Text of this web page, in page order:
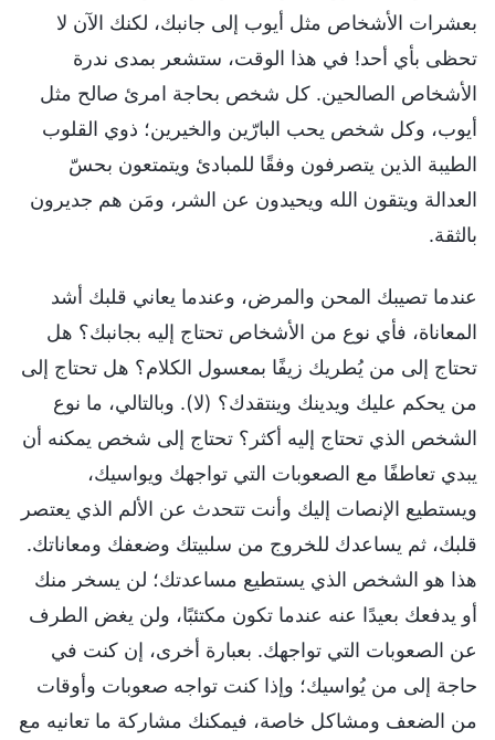
بعشرات الأشخاص مثل أيوب إلى جانبك، لكنك الآن لا
تحظى بأي أحد! في هذا الوقت، ستشعر بمدى ندرة
الأشخاص الصالحين. كل شخص بحاجة امرئ صالح مثل
أيوب، وكل شخص يحب البارّين والخيرين؛ ذوي القلوب
الطيبة الذين يتصرفون وفقًا للمبادئ ويتمتعون بحسّ
العدالة ويتقون الله ويحيدون عن الشر، ومَن هم جديرون
بالثقة.
عندما تصيبك المحن والمرض، وعندما يعاني قلبك أشد
المعاناة، فأي نوع من الأشخاص تحتاج إليه بجانبك؟ هل
تحتاج إلى من يُطريك زيفًا بمعسول الكلام؟ هل تحتاج إلى
من يحكم عليك ويدينك وينتقدك؟ (لا). وبالتالي، ما نوع
الشخص الذي تحتاج إليه أكثر؟ تحتاج إلى شخص يمكنه أن
يبدي تعاطفًا مع الصعوبات التي تواجهك ويواسيك،
ويستطيع الإنصات إليك وأنت تتحدث عن الألم الذي يعتصر
قلبك، ثم يساعدك للخروج من سلبيتك وضعفك ومعاناتك.
هذا هو الشخص الذي يستطيع مساعدتك؛ لن يسخر منك
أو يدفعك بعيدًا عنه عندما تكون مكتئبًا، ولن يغض الطرف
عن الصعوبات التي تواجهك. بعبارة أخرى، إن كنت في
حاجة إلى من يُواسيك؛ وإذا كنت تواجه صعوبات وأوقات
من الضعف ومشاكل خاصة، فيمكنك مشاركة ما تعانيه مع